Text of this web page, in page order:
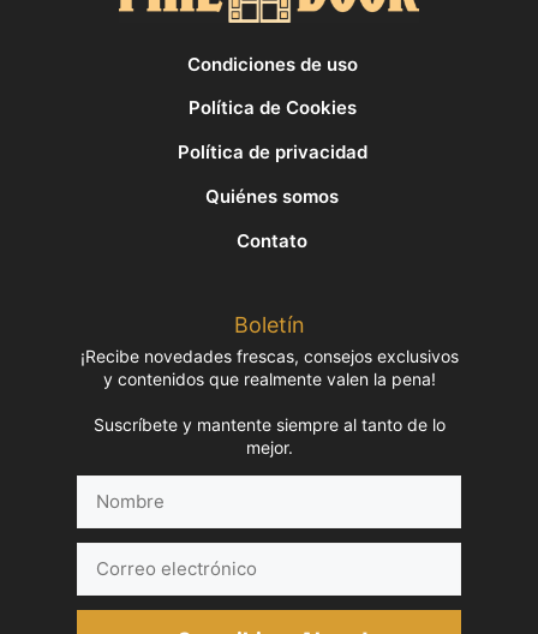
Condiciones de uso
Política de Cookies
Política de privacidad
Quiénes somos
Contato
Boletín
¡Recibe novedades frescas, consejos exclusivos
y contenidos que realmente valen la pena!
Suscríbete y mantente siempre al tanto de lo
mejor.
electrónico